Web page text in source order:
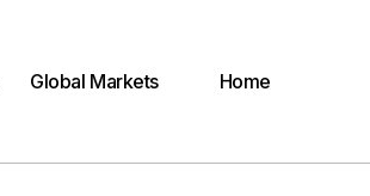
Home
Global Markets